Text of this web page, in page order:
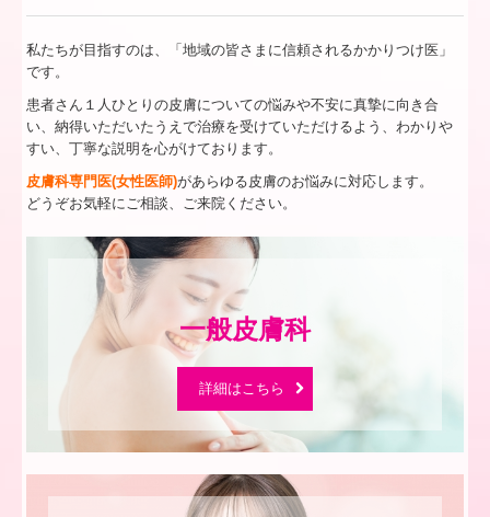
私たちが目指すのは、「地域の皆さまに信頼されるかかりつけ医」
です。
患者さん１人ひとりの皮膚についての悩みや不安に真摯に向き合
い、納得いただいたうえで治療を受けていただけるよう、わかりや
すい、丁寧な説明を心がけております。
皮膚科専門医(女性医師)があらゆる皮膚のお悩みに対応します。
どうぞお気軽にご相談、ご来院ください。
詳細はこちら